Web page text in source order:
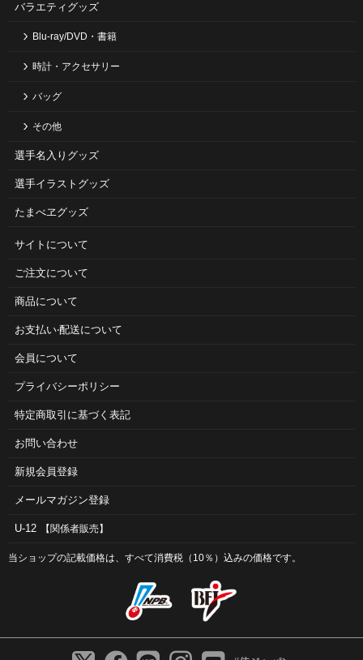
バラエティグッズ
Blu-ray/DVD・書籍
時計・アクセサリー
バッグ
その他
選手名入りグッズ
選手イラストグッズ
たまべヱグッズ
サイトについて
ご注⽂について
商品について
お⽀払い‧配送について
会員について
プライバシーポリシー
特定商取引に基づく表記
お問い合わせ
新規会員登録
メールマガジン登録
U-12 【関係者販売】
当ショップの記載価格は、すべて消費税（10％）込みの価格です。